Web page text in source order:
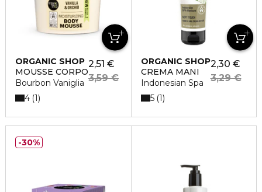
ORGANIC SHOP
MOUSSE CORPO
Bourbon Vaniglia
2,51 €
3,59 €
4 1
ORGANIC SHOP
CREMA MANI
Indonesian Spa
2,30 €
3,29 €
5 1
30%